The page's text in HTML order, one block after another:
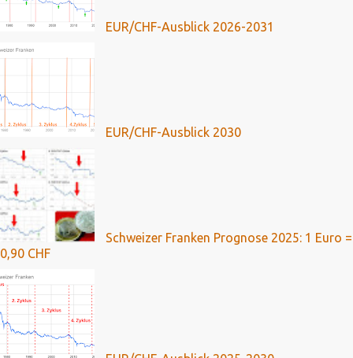
EUR/CHF-Ausblick 2026-2031
EUR/CHF-Ausblick 2030
Schweizer Franken Prognose 2025: 1 Euro =
0,90 CHF